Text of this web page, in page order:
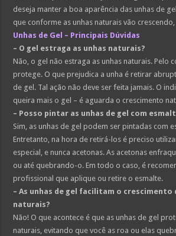
deseja manter a boa aparência das unhas de
que conforme as unhas naturais vão
Unhas de Gel – Principais Dúvidas
– O gel estraga as unhas naturais?
Não, o gel não estraga as unhas naturais. Pelo
protege. O que prejudica a unha é retirar
de gel. Tal ação não deve ser feita jamais. O
queira mais o gel – é aguarda o crescimento
– Posso pintar as unhas de gel com
Sim, as unhas de gel podem ser pintadas com
Entretanto, na hora de retirá-los é preciso
especial, e nunca acetonas. As acetonas
ou até quebrando-o. Em todo o caso, é
profissional que aplique ou retire o esmalte.
– As unhas de gel facilitam o crescimento
naturais?
Não! O que acontece é que as unhas de gel
naturais, evitando que você as roa ou elas